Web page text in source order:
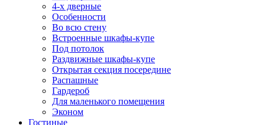
4-х дверные
Особенности
Во всю стену
Встроенные шкафы-купе
Под потолок
Раздвижные шкафы-купе
Открытая секция посередине
Распашные
Гардероб
Для маленького помещения
Эконом
Гостиные